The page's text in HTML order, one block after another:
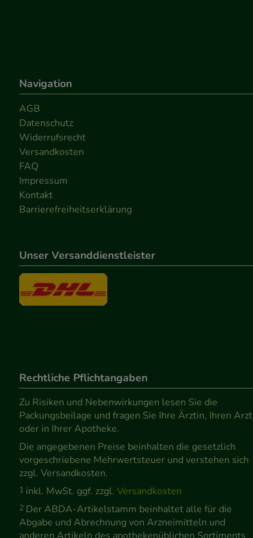
Navigation
AGB
Datenschutz
Widerrufsrecht
Versandkosten
FAQ
Impressum
Kontakt
Barrierefreiheitserklärung
Unser Versanddienstleister
Rechtliche Pflichtangaben
Zu Risiken und Nebenwirkungen lesen Sie die
Packungsbeilage und fragen Sie Ihre Ärztin, Ihren Arzt
oder in Ihrer Apotheke.
Die angegebenen Preise beinhalten die gesetzlich
vorgeschriebene Mehrwertsteuer und verstehen sich
zzgl. Versandkosten.
1 inkl. MwSt. ggf. zzgl. Versandkosten
2 Der ABDA-Artikelstamm beinhaltet alle für die
Abgabe und Abrechnung von Arzneimitteln und